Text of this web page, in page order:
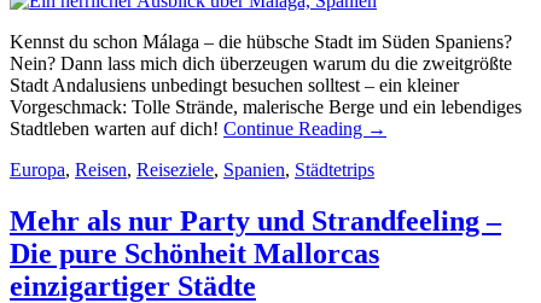
Kennst du schon Málaga – die hübsche Stadt im Süden Spaniens?
Nein? Dann lass mich dich überzeugen warum du die zweitgrößte
Stadt Andalusiens unbedingt besuchen solltest – ein kleiner
Vorgeschmack: Tolle Strände, malerische Berge und ein lebendiges
Stadtleben warten auf dich! Continue Reading →
Europa, Reisen, Reiseziele, Spanien, Städtetrips
Mehr als nur Party und Strandfeeling –
Die pure Schönheit Mallorcas
einzigartiger Städte